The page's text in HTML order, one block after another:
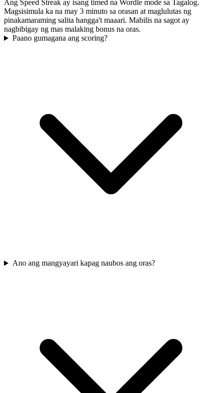
Ang Speed Streak ay isang timed na Wordle mode sa Tagalog.
Magsisimula ka na may 3 minuto sa orasan at maglulutas ng
pinakamaraming salita hangga't maaari. Mabilis na sagot ay
nagbibigay ng mas malaking bonus na oras.
Paano gumagana ang scoring?
Ano ang mangyayari kapag naubos ang oras?